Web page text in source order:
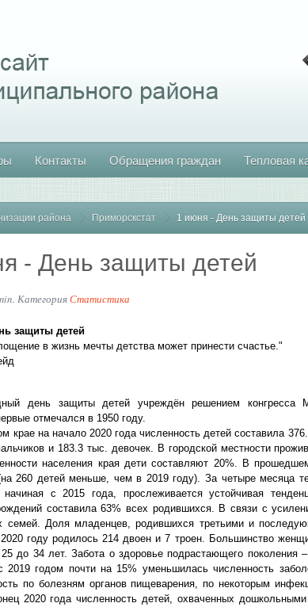
Контакты Обращения граждан Тепловая
района Приморскстат 1 июня - День защиты детей
- День защиты детей
КатегорияСтатистика
защиты детей
в жизнь мечты детства может принести счастье."
день защиты детей учреждён решением конгресса
отмечался в 1950 году.
крае на начало 2020 года численность детей составила
и 183.3 тыс. девочек. В городской местности
населения края дети составляют 20%. В
260 детей меньше, чем в 2019 году). За четыре месяца
с 2015 года, прослеживается устойчивая
составила 63% всех родившихся. В связи с
семей. Доля младенцев, родившихся третьими и
году родилось 214 двоен и 7 троен. Большинство
25 до 34 лет. Забота о здоровье подрастающего поколения
2019 годом почти на 15% уменьшилась численность
по болезням органов пищеварения, по некоторым
2020 года численность детей, охваченных